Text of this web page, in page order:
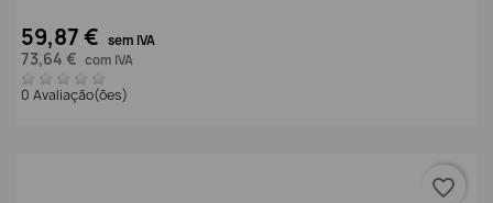
59,87 € sem IVA
73,64 € com IVA
0 Avaliação(ões)
favorite_border